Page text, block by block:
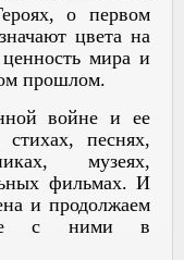
о первом
цвета на
мира и
прошлом.
войне и ее
стихах, песнях,
музеях,
фильмах. И
и продолжаем
с ними в